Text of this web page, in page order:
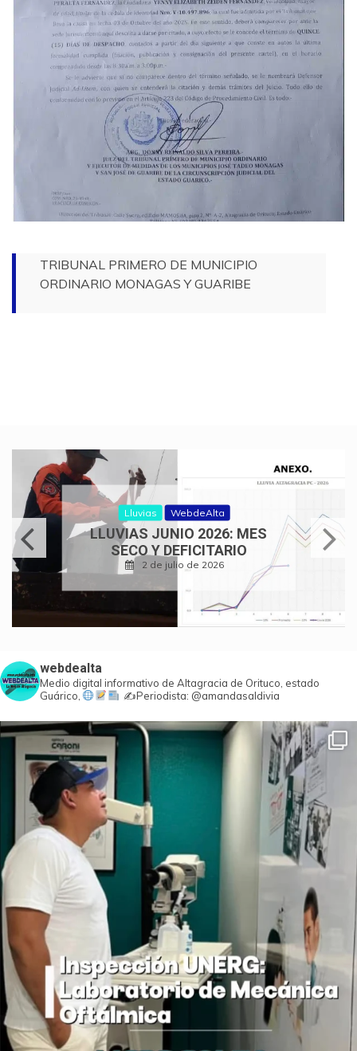
TRIBUNAL PRIMERO DE MUNICIPIO
ORDINARIO MONAGAS Y GUARIBE
Lluvias WebdeAlta
LLUVIAS JUNIO 2026: MES
SECO Y DEFICITARIO
2 de julio de 2026
webdealta
Medio digital informativo de Altagracia de Orituco, estado
Guárico,
✍️Periodista: @amandasaldivia